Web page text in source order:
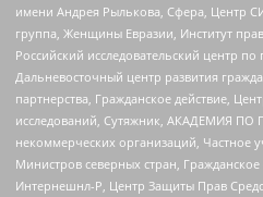
имени Андрея Рылькова, Сфера, Центр
группа, Женщины Евразии, Институт
Российский исследовательский центр по
Дальневосточный центр развития
партнерства, Гражданское действие,
исследований, Сутяжник, АКАДЕМИЯ
некоммерческих организаций, Частное
Министров северных стран, Гражданское
Интернешнл-Р, Центр Защиты Прав